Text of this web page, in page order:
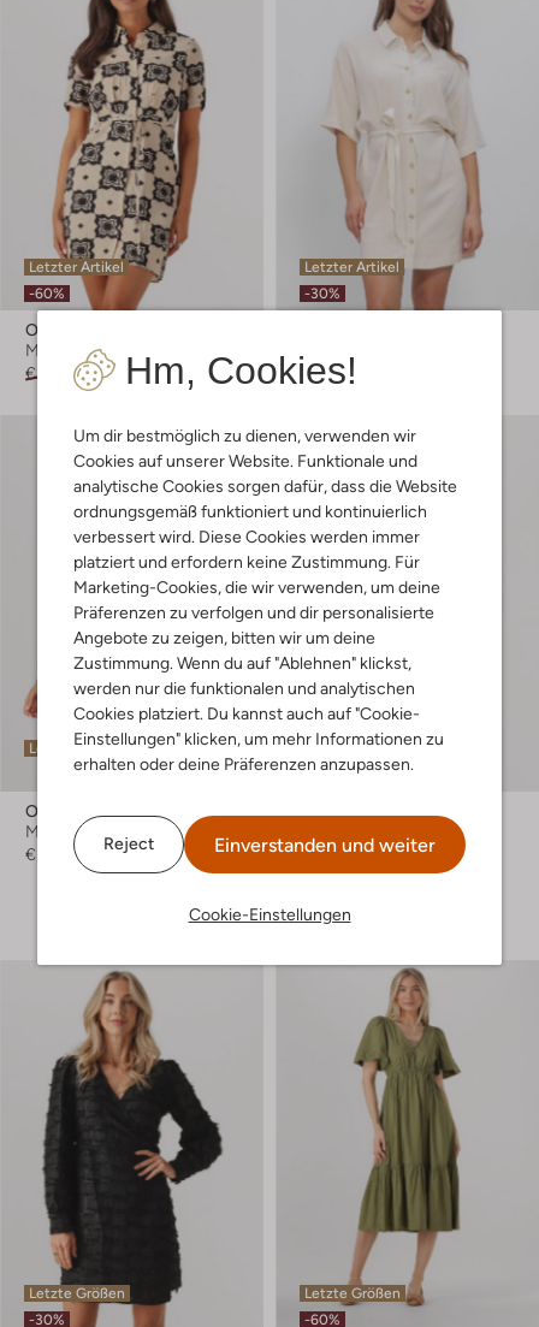
Hm, Cookies!
Um dir bestmöglich zu dienen, verwenden wir
Cookies auf unserer Website. Funktionale und
analytische Cookies sorgen dafür, dass die Website
ordnungsgemäß funktioniert und kontinuierlich
verbessert wird. Diese Cookies werden immer
platziert und erfordern keine Zustimmung. Für
Marketing-Cookies, die wir verwenden, um deine
Präferenzen zu verfolgen und dir personalisierte
Angebote zu zeigen, bitten wir um deine
Zustimmung. Wenn du auf "Ablehnen" klickst,
werden nur die funktionalen und analytischen
Cookies platziert. Du kannst auch auf "Cookie-
Einstellungen" klicken, um mehr Informationen zu
erhalten oder deine Präferenzen anzupassen.
Reject Einverstanden und weiter
Cookie-Einstellungen
Letzter Artikel
-60%
Object
Minikleid
€ 59,99 € 23,99
Letzter Artikel
-30%
€ 64,99
Letzte Größen
Object
Minikleid
€ 59,99
Letzte Größen
-20%
Object
€ 49,99 € 39,99
Letzte Größen
-30%
Letzte Größen
-60%